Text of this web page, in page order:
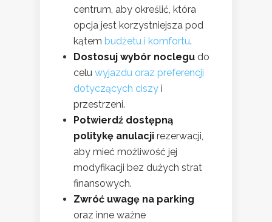
centrum, aby określić, która
opcja jest korzystniejsza pod
kątem budżetu i komfortu.
Dostosuj wybór noclegu do
celu wyjazdu oraz preferencji
dotyczących ciszy i
przestrzeni.
Potwierdź dostępną
politykę anulacji rezerwacji,
aby mieć możliwość jej
modyfikacji bez dużych strat
finansowych.
Zwróć uwagę na parking
oraz inne ważne